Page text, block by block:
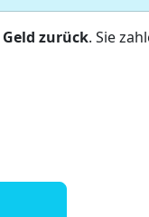
Geld zurück. Sie